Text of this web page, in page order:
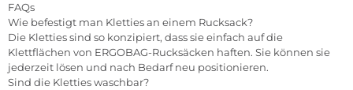
FAQs
Wie befestigt man Kletties an einem Rucksack?
Die Kletties sind so konzipiert, dass sie einfach auf die
Klettflächen von ERGOBAG-Rucksäcken haften. Sie können sie
jederzeit lösen und nach Bedarf neu positionieren.
Sind die Kletties waschbar?